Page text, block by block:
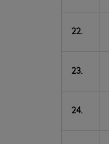
22.
23.
24.